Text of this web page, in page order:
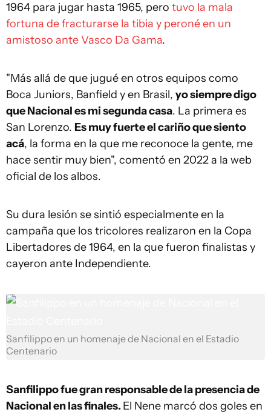
1964 para jugar hasta 1965, pero tuvo la mala
fortuna de fracturarse la tibia y peroné en un
amistoso ante Vasco Da Gama.
"Más allá de que jugué en otros equipos como
Boca Juniors, Banfield y en Brasil, yo siempre digo
que Nacional es mi segunda casa. La primera es
San Lorenzo. Es muy fuerte el cariño que siento
acá, la forma en la que me reconoce la gente, me
hace sentir muy bien", comentó en 2022 a la web
oficial de los albos.
Su dura lesión se sintió especialmente en la
campaña que los tricolores realizaron en la Copa
Libertadores de 1964, en la que fueron finalistas y
cayeron ante Independiente.
Sanfilippo en un homenaje de Nacional en el Estadio
Centenario
Sanfilippo fue gran responsable de la presencia de
Nacional en las finales. El Nene marcó dos goles en